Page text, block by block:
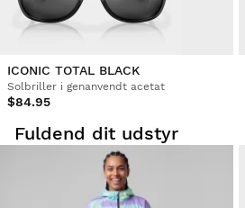
ICONIC TOTAL BLACK
Solbriller i genanvendt acetat
$84.95
Fuldend dit udstyr